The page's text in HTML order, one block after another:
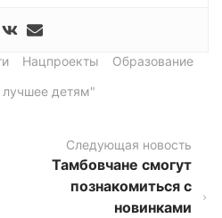
Нацпроекты
Образование
детям"
Следующая новость
Тамбовчане смогут
познакомиться с
новинками